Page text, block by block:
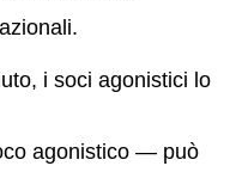
i soci agonistici lo
agonistico — può